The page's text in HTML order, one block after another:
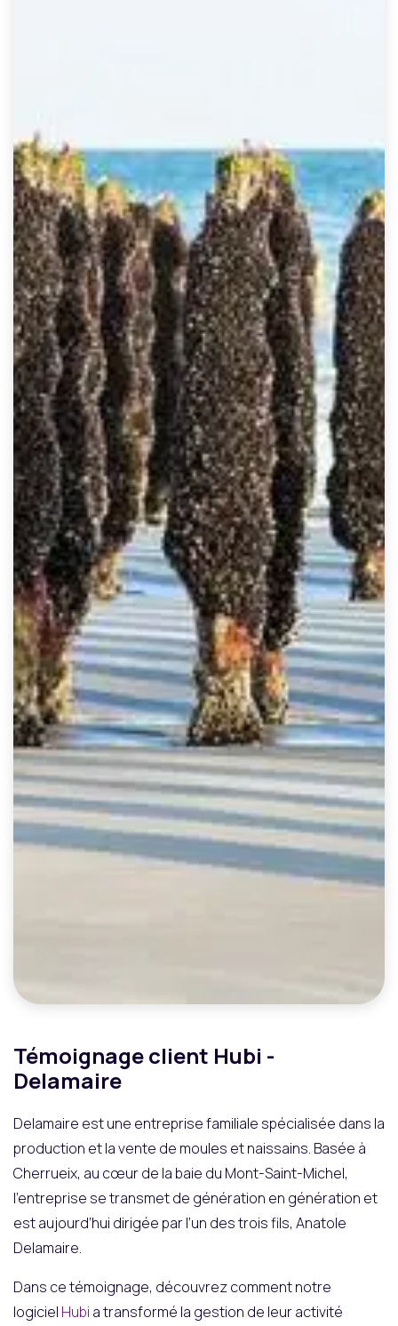
Témoignage client Hubi -
Delamaire
Delamaire est une entreprise familiale spécialisée dans la
production et la vente de moules et naissains. Basée à
Cherrueix, au cœur de la baie du Mont-Saint-Michel,
l’entreprise se transmet de génération en génération et
est aujourd’hui dirigée par l’un des trois fils, Anatole
Delamaire.
Dans ce témoignage, découvrez comment notre
logiciel Hubi a transformé la gestion de leur activité